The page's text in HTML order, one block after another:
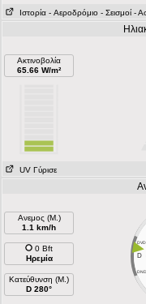
Ιστορία - Aεροδρόμιο - Σεισμοί -
Ακτινοβολία
65.66 W/m²
UV Γύρισε
Ανεμος (Μ.)
1.1 km/h
0 Bft
Ηρεμία
Κατεύθυνση (Μ.)
D 280°
DVD
D
DND